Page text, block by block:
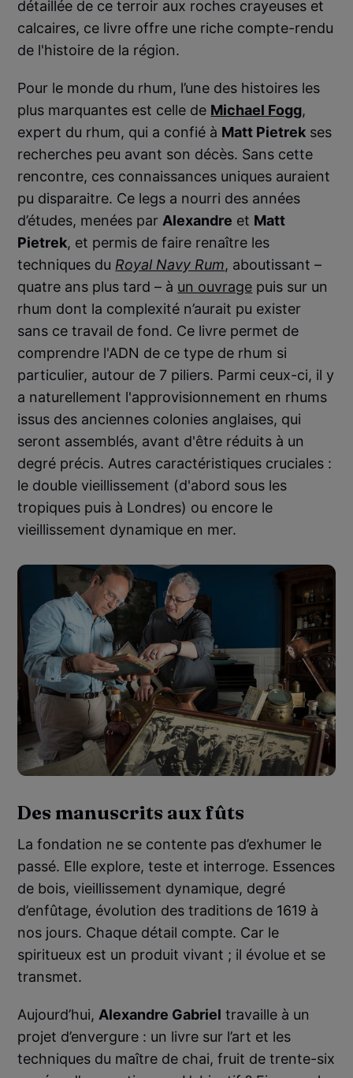
détaillée de ce terroir aux roches crayeuses et
calcaires, ce livre offre une riche compte-rendu
de l'histoire de la région.
Pour le monde du rhum, l’une des histoires les
plus marquantes est celle de Michael Fogg,
expert du rhum, qui a confié à Matt Pietrek ses
recherches peu avant son décès. Sans cette
rencontre, ces connaissances uniques auraient
pu disparaitre. Ce legs a nourri des années
d’études, menées par Alexandre et Matt
Pietrek, et permis de faire renaître les
techniques du Royal Navy Rum, aboutissant –
quatre ans plus tard – à un ouvrage puis sur un
rhum dont la complexité n’aurait pu exister
sans ce travail de fond. Ce livre permet de
comprendre l'ADN de ce type de rhum si
particulier, autour de 7 piliers. Parmi ceux-ci, il y
a naturellement l'approvisionnement en rhums
issus des anciennes colonies anglaises, qui
seront assemblés, avant d'être réduits à un
degré précis. Autres caractéristiques cruciales :
le double vieillissement (d'abord sous les
tropiques puis à Londres) ou encore le
vieillissement dynamique en mer.
Des manuscrits aux fûts
La fondation ne se contente pas d’exhumer le
passé. Elle explore, teste et interroge. Essences
de bois, vieillissement dynamique, degré
d’enfûtage, évolution des traditions de 1619 à
nos jours. Chaque détail compte. Car le
spiritueux est un produit vivant ; il évolue et se
transmet.
Aujourd’hui,Alexandre Gabriel travaille à un
projet d’envergure : un livre sur l’art et les
techniques du maître de chai, fruit de trente-six